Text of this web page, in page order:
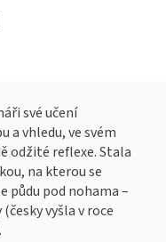
své učení
vhledu, ve svém
odžité reflexe. Stala
na kterou se
půdu pod nohama –
vyšla v roce